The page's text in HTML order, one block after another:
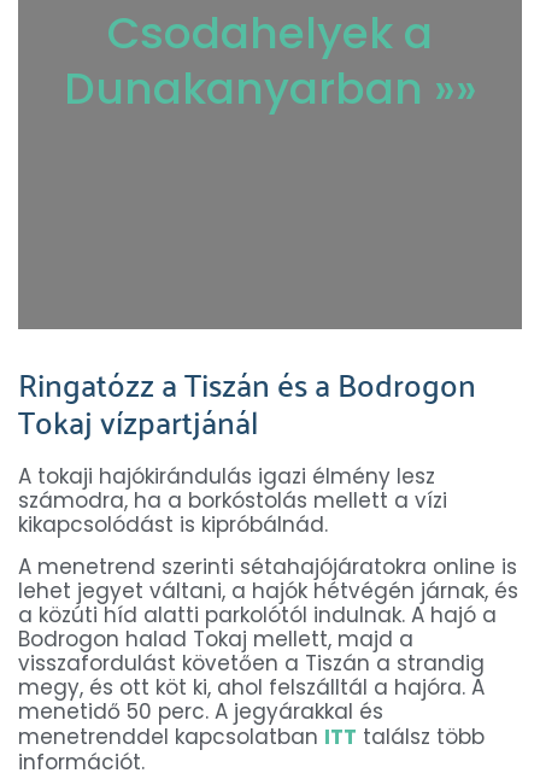
Csodahelyek a
Dunakanyarban »»
Ringatózz a Tiszán és a Bodrogon
Tokaj vízpartjánál
A tokaji hajókirándulás igazi élmény lesz
számodra, ha a borkóstolás mellett a vízi
kikapcsolódást is kipróbálnád.
A menetrend szerinti sétahajójáratokra online is
lehet jegyet váltani, a hajók hétvégén járnak, és
a közúti híd alatti parkolótól indulnak. A hajó a
Bodrogon halad Tokaj mellett, majd a
visszafordulást követően a Tiszán a strandig
megy, és ott köt ki, ahol felszálltál a hajóra. A
menetidő 50 perc. A jegyárakkal és
menetrenddel kapcsolatban ITT találsz több
információt.